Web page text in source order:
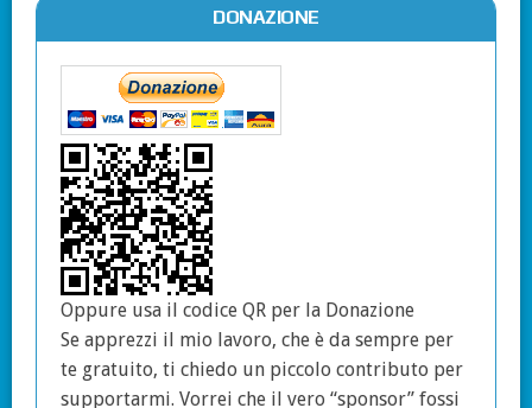
DONAZIONE
Oppure usa il codice QR per la Donazione
Se apprezzi il mio lavoro, che è da sempre per
te gratuito, ti chiedo un piccolo contributo per
supportarmi. Vorrei che il vero “sponsor” fossi